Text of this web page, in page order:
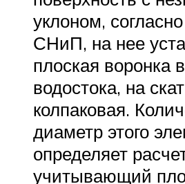
уклоном,
СНиП, на нее
плоская воронка
водостока, на
колпаковая.
диаметр этого
определяет
учитывающий